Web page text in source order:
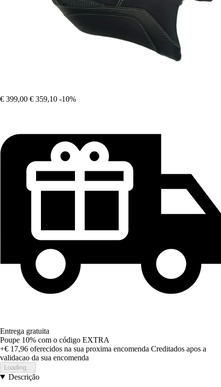
€ 399,00 € 359,10 -10%
Entrega gratuita
Poupe 10% com o código EXTRA
+€ 17,96 oferecidos na sua proxima encomenda Creditados apos a
validacao da sua encomenda
Loading...
Descrição